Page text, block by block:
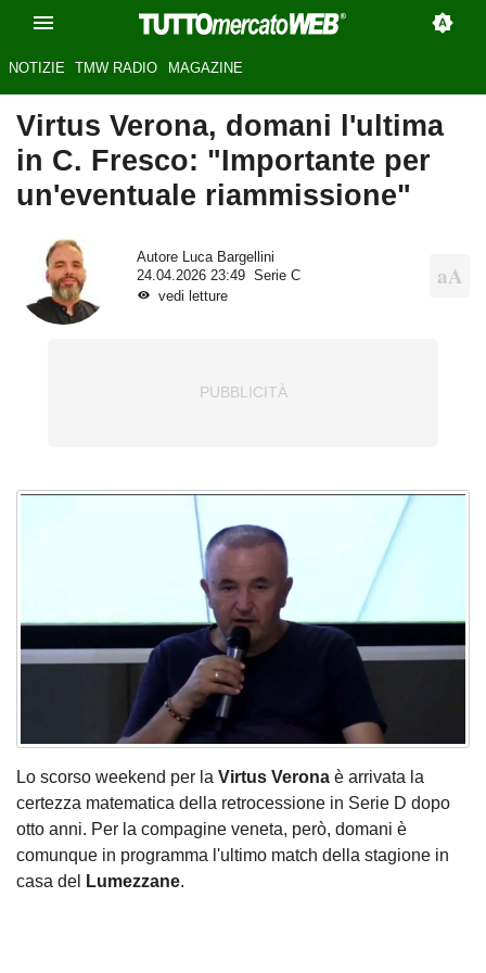
NOTIZIE TMW RADIO MAGAZINE
Virtus Verona, domani l'ultima
in C. Fresco: "Importante per
un'eventuale riammissione"
Autore Luca Bargellini
24.04.2026 23:49
Serie C
vedi letture
Lo scorso weekend per la Virtus Verona è arrivata la
certezza matematica della retrocessione in Serie D dopo
otto anni. Per la compagine veneta, però, domani è
comunque in programma l'ultimo match della stagione in
casa del
Lumezzane.